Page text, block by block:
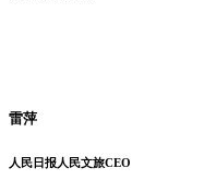
雷萍
人民日报人民文旅CEO